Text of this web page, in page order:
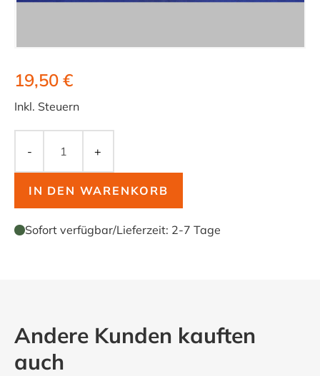
19,50 €
Inkl. Steuern
- +
IN DEN WARENKORB
Sofort verfügbar/Lieferzeit: 2-7 Tage
Andere Kunden kauften
auch